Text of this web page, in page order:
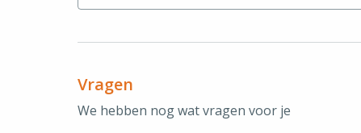
Vragen
We hebben nog wat vragen voor je